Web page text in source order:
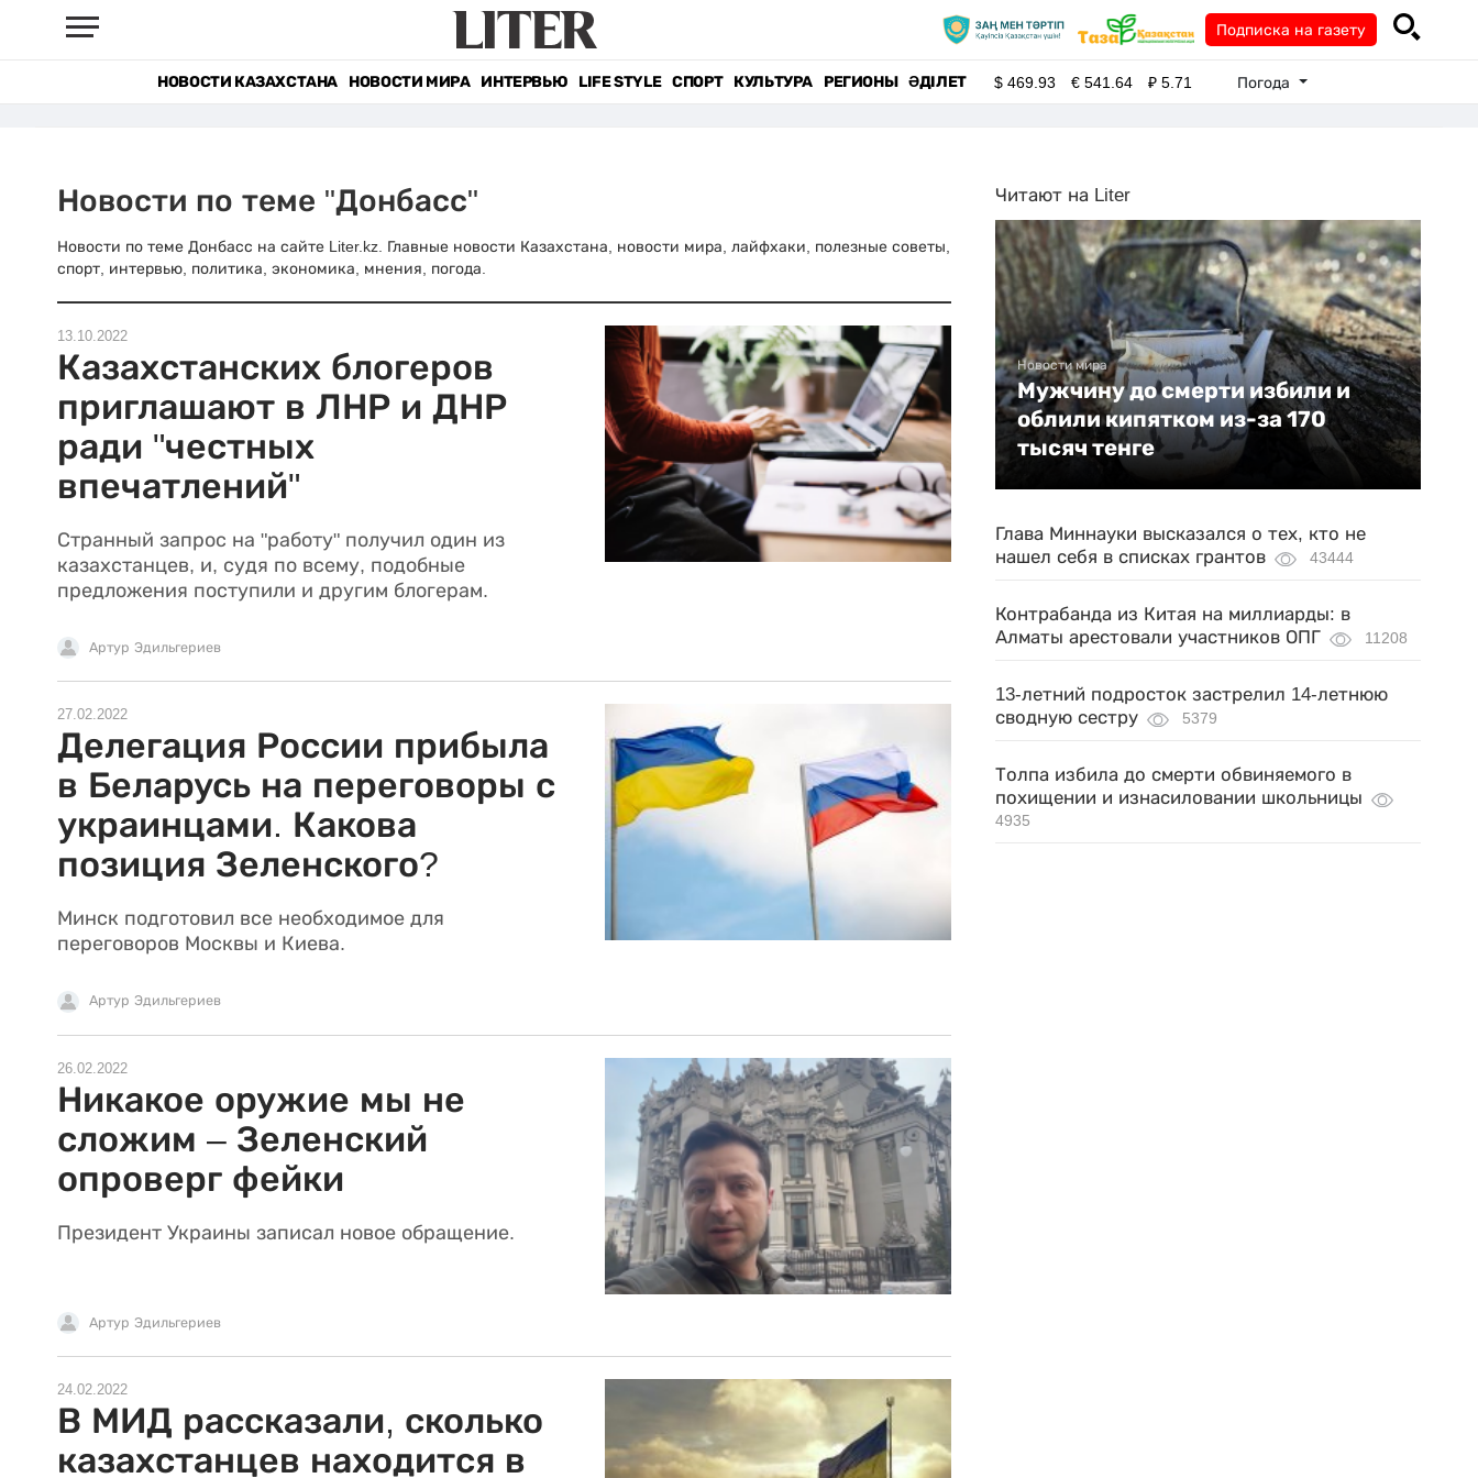
Подписка на газету
НОВОСТИ КАЗАХСТАНА НОВОСТИ МИРА ИНТЕРВЬЮ LIFE STYLE СПОРТ КУЛЬТУРА РЕГИОНЫ ӘДІЛЕТ $469.93 €541.64 ₽5.71 Погода
Новости по теме "Донбасс"
Новости по теме Донбасс на сайте Liter.kz. Главные новости Казахстана, новости мира, лайфхаки, полезные советы,
спорт, интервью, политика, экономика, мнения, погода.
13.10.2022
Казахстанских блогеров
приглашают в ЛНР и ДНР
ради "честных
впечатлений"
Странный запрос на "работу" получил один из
казахстанцев, и, судя по всему, подобные
предложения поступили и другим блогерам.
Артур Эдильгериев
27.02.2022
Делегация России прибыла
в Беларусь на переговоры с
украинцами. Какова
позиция Зеленского?
Минск подготовил все необходимое для
переговоров Москвы и Киева.
Артур Эдильгериев
26.02.2022
Никакое оружие мы не
сложим – Зеленский
опроверг фейки
Президент Украины записал новое обращение.
Артур Эдильгериев
24.02.2022
В МИД рассказали, сколько
казахстанцев находится в
Читают на Liter
Новости мира
Мужчину до смерти избили и
облили кипятком из-за 170
тысяч тенге
Глава Миннауки высказался о тех, кто не
нашел себя в списках грантов
43444
Контрабанда из Китая на миллиарды: в
Алматы арестовали участников ОПГ
11208
13-летний подросток застрелил 14-летнюю
сводную сестру
5379
Толпа избила до смерти обвиняемого в
похищении и изнасиловании школьницы
4935